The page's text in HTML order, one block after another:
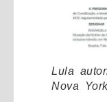
Lula
Nova